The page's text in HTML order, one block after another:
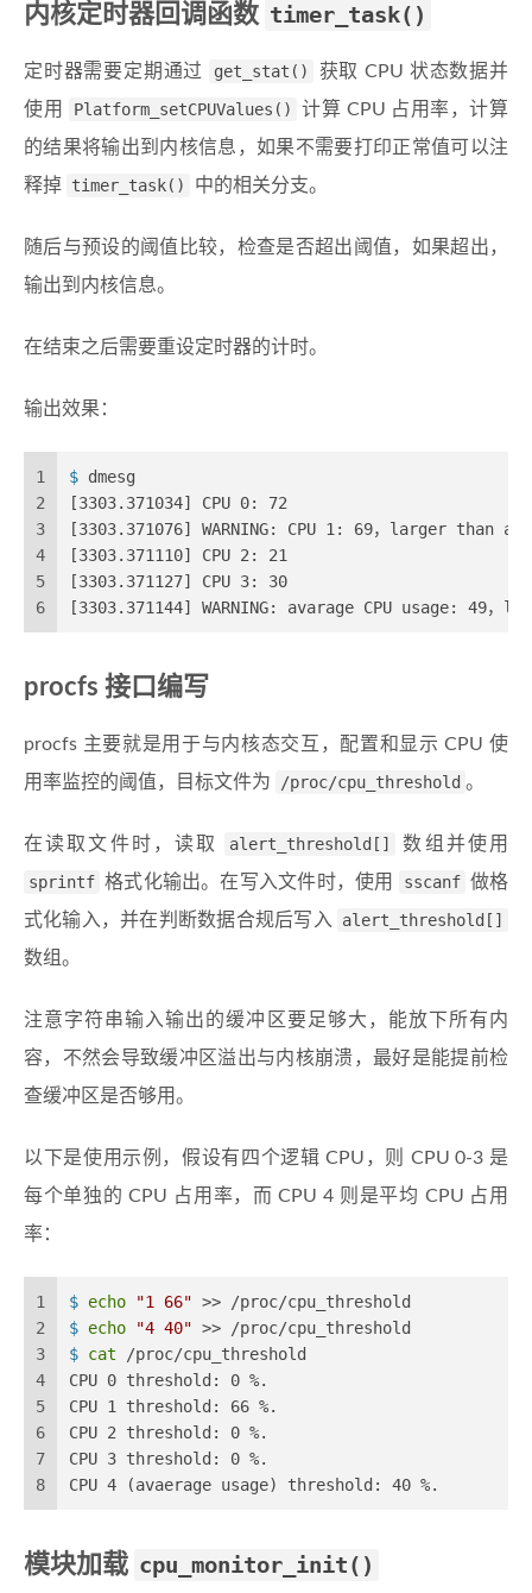
内核定时器回调函数 timer_task()
定时器需要定期通过 get_stat()
获取 CPU 状态数据并
使用
Platform_setCPUValues()
计算 CPU 占用率，计算
的结果将输出到内核信息，如果不需要打印正常值可以注
释掉 timer_task() 中的相关分支。
随后与预设的阈值比较，检查是否超出阈值，如果超出，
输出到内核信息。
在结束之后需要重设定时器的计时。
输出效果：
1
2
3
4
5
6
$ dmesg
[3303.371034] CPU 0: 72
[3303.371076] WARNING: CPU 1: 69，larger than
[3303.371110] CPU 2: 21
[3303.371127] CPU 3: 30
[3303.371144] WARNING: avarage CPU usage: 49
procfs 接口编写
procfs 主要就是用于与内核态交互，配置和显示 CPU 使
用率监控的阈值，目标文件为
/proc/cpu_threshold 。
在读取文件时，读取 alert_threshold[]
数组并使用
sprintf 格式化输出。在写入文件时，使用 sscanf 做格
式化输入，并在判断数据合规后写入
alert_threshold[]
数组。
注意字符串输入输出的缓冲区要足够大，能放下所有内
容，不然会导致缓冲区溢出与内核崩溃，最好是能提前检
查缓冲区是否够用。
以下是使用示例，假设有四个逻辑 CPU，则 CPU 0-3 是
每个单独的 CPU 占用率，而 CPU 4 则是平均 CPU 占用
率：
1
2
3
4
5
6
7
8
$ echo "1 66" >> /proc/cpu_threshold
$ echo "4 40" >> /proc/cpu_threshold
$ cat /proc/cpu_threshold
CPU 0 threshold: 0 %.
CPU 1 threshold: 66 %.
CPU 2 threshold: 0 %.
CPU 3 threshold: 0 %.
CPU 4 (avaerage usage) threshold: 40 %.
模块加载 cpu_monitor_init()